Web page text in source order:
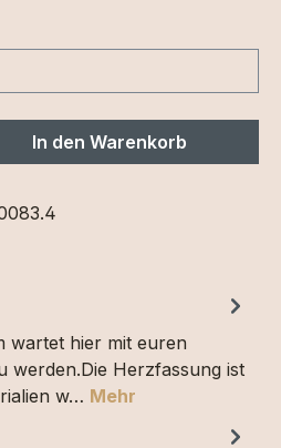
Gib den
In den Warenkorb
wartet hier mit euren
werden.Die Herzfassung ist
w… Mehr